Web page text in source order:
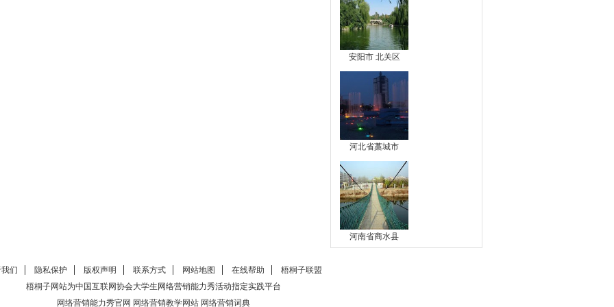
安阳市 北关区
河北省藁城市
河南省商水县
们 隐私保护 版权声明 联系方式 网站地图 在线帮助
梧桐子联盟
梧桐子网站为中国互联网协会大学生 网络营销能力秀活动指定实践平台
网络营销能力秀官网 网络营销教学网站 网络营销词典